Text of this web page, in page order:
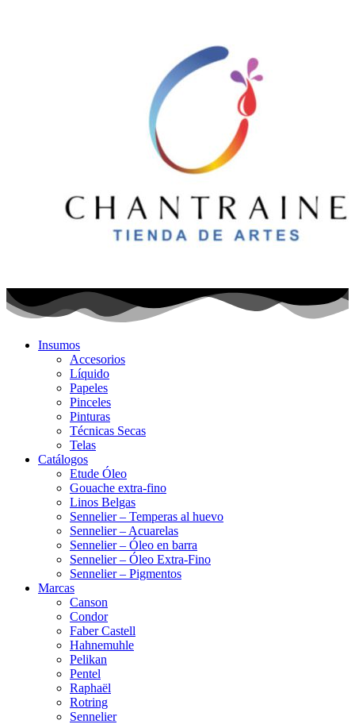
Insumos
Accesorios
Líquido
Papeles
Pinceles
Pinturas
Técnicas Secas
Telas
Catálogos
Etude Óleo
Gouache extra-fino
Linos Belgas
Sennelier – Temperas al huevo
Sennelier – Acuarelas
Sennelier – Óleo en barra
Sennelier – Óleo Extra-Fino
Sennelier – Pigmentos
Marcas
Canson
Condor
Faber Castell
Hahnemuhle
Pelikan
Pentel
Raphaël
Rotring
Sennelier